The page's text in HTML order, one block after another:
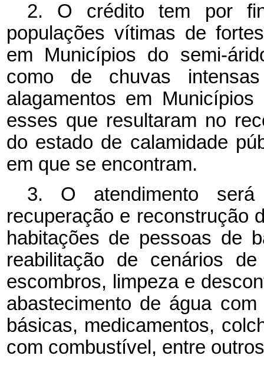
2. O crédito tem por
populações vítimas de
em Municípios do semi-
como de chuvas
alagamentos em
esses que resultaram no
do estado de calamidade
em que se encontram.
3. O atendimento será
recuperação e reconstrução
habitações de pessoas de
reabilitação de cenários
escombros, limpeza e
abastecimento de água
básicas, medicamentos,
com combustível, entre